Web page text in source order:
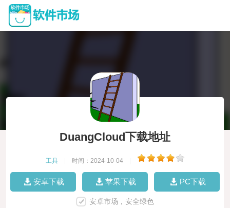
DuangCloud下载地址
工具 时间：2024-10-04
安卓下载 苹果下载 PC下载
安卓市场，安全绿色